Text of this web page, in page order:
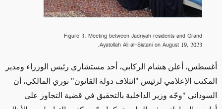
Figure 3: Meeting between Jadriyah residents and Grand
Ayatollah Ali al-Sistani on August 19, 2023.
أغسطس، أعلن هشام الركابي، أحد مستشاري رئيس الوزراء ومدير
المكتب الإعلامي لرئيس "ائتلاف دولة القانون" نوري المالكي، أن
السوداني "وجّه وزير الداخلية بالتحقيق في قضية التجاوز على